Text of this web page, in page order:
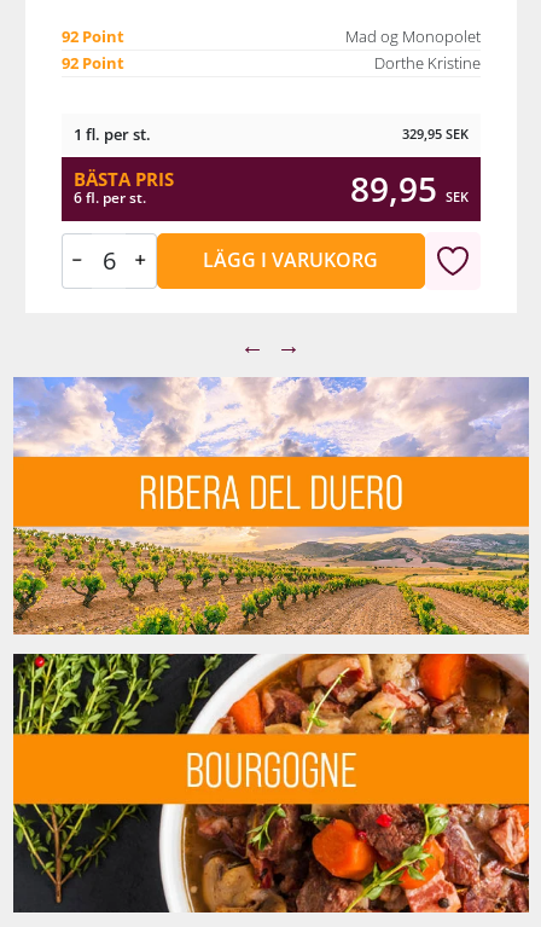
92 Point
Mad og Monopolet
92 Point
Dorthe Kristine
1 fl. per st. 329,95 SEK
BÄSTA PRIS
6 fl. per st. 89,95 SEK
LÄGG I VARUKORG
← →